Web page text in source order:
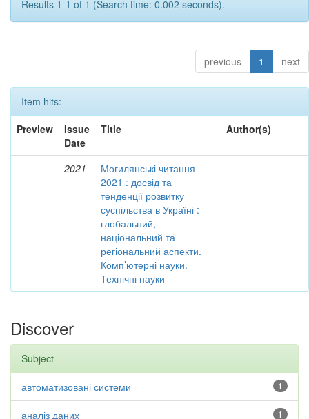
Results 1-1 of 1 (Search time: 0.002 seconds).
previous 1 next
Item hits:
Preview
Issue
Date
Title Author(s)
2021
Могилянські читання–
2021 : досвід та
тенденції розвитку
суспільства в Україні :
глобальний,
національний та
регіональний аспекти.
Комп’ютерні науки.
Технічні науки
Discover
Subject
1
автоматизовані системи
1
аналіз даних